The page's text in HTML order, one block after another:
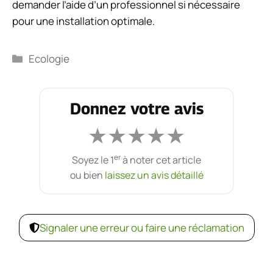
demander l’aide d’un professionnel si nécessaire
pour une installation optimale.
Catégories
Ecologie
Donnez votre avis
★★★★★
Soyez le 1erà noter cet article
ou bien laissez un avis détaillé
Signaler une erreur ou faire une réclamation